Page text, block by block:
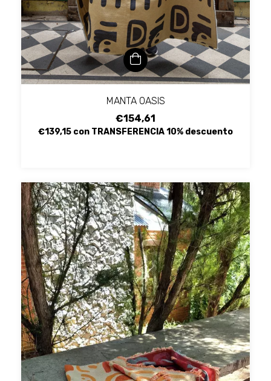
MANTA OASIS
€154,61
€139,15 con TRANSFERENCIA 10% descuento